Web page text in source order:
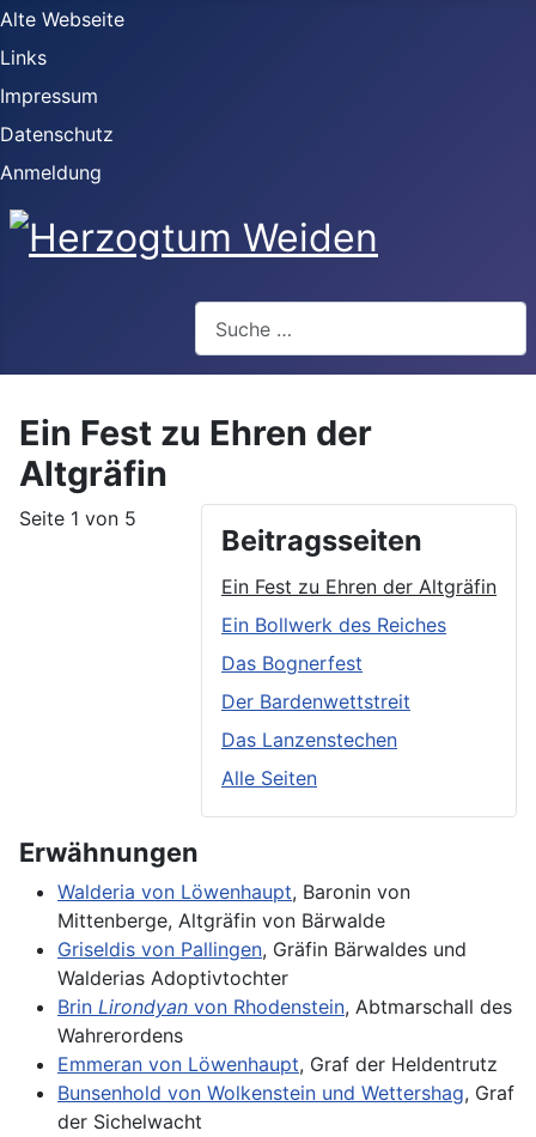
Alte Webseite
Links
Impressum
Datenschutz
Anmeldung
Ein Fest zu Ehren der
Altgräfin
Beitragsseiten
Ein Fest zu Ehren der Altgräfin
Ein Bollwerk des Reiches
Das Bognerfest
Der Bardenwettstreit
Das Lanzenstechen
Alle Seiten
Seite 1 von 5
Erwähnungen
Walderia von Löwenhaupt, Baronin von
Mittenberge, Altgräfin von Bärwalde
Griseldis von Pallingen, Gräfin Bärwaldes und
Walderias Adoptivtochter
Brin Lirondyan von Rhodenstein, Abtmarschall des
Wahrerordens
Emmeran von Löwenhaupt, Graf der Heldentrutz
Bunsenhold von Wolkenstein und Wettershag, Graf
der Sichelwacht